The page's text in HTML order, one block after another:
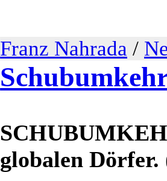
Franz Nahrada /
globalen Dörfer.